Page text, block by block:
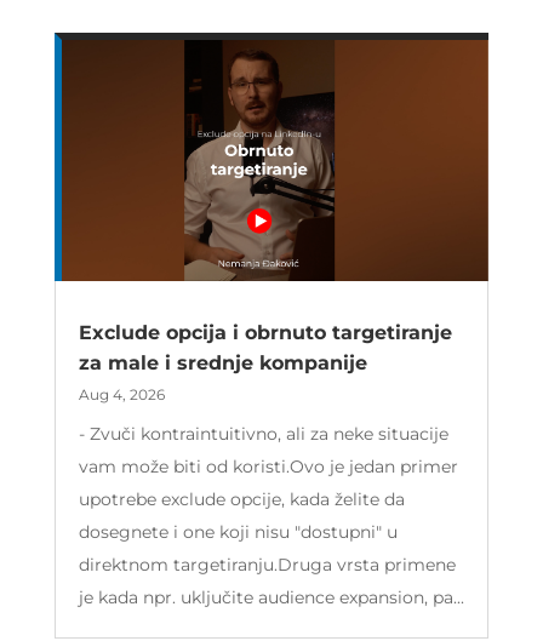
Exclude opcija i obrnuto targetiranje
za male i srednje kompanije
Aug 4, 2026
- Zvuči kontraintuitivno, ali za neke situacije
vam može biti od koristi.Ovo je jedan primer
upotrebe exclude opcije, kada želite da
dosegnete i one koji nisu "dostupni" u
direktnom targetiranju.Druga vrsta primene
je kada npr. uključite audience expansion, pa...